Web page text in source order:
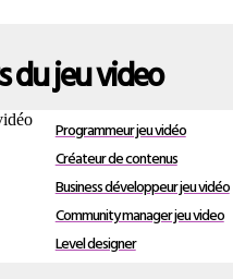
du jeu video
Programmeur jeu vidéo
Créateur de contenus
Business développeur jeu vidéo
Community manager jeu video
Level designer